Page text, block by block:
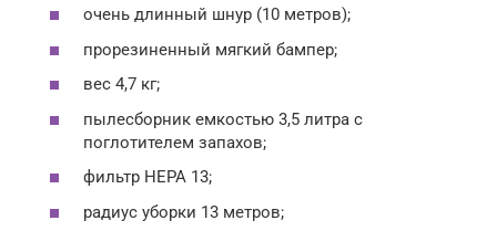
очень длинный шнур (10 метров);
прорезиненный мягкий бампер;
вес 4,7 кг;
пылесборник емкостью 3,5 литра с
поглотителем запахов;
фильтр HEPA 13;
радиус уборки 13 метров;